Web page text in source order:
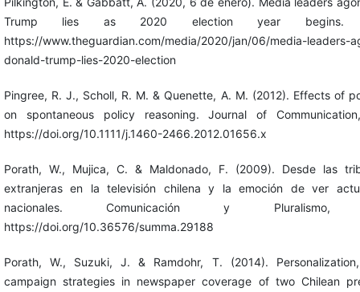
Trump lies as 2020 election year begins.
https://www.theguardian.com/media/2020/jan/06/media-leaders-
donald-trump-lies-2020-election
Pingree, R. J., Scholl, R. M. & Quenette, A. M. (2012). Effects of
on spontaneous policy reasoning. Journal of
https://doi.org/10.1111/j.1460-2466.2012.01656.x
Porath, W., Mujica, C. & Maldonado, F. (2009). Desde las
extranjeras en la televisión chilena y la emoción de ver
nacionales. Comunicación y
https://doi.org/10.36576/summa.29188
Porath, W., Suzuki, J. & Ramdohr, T. (2014).
campaign strategies in newspaper coverage of two Chilean